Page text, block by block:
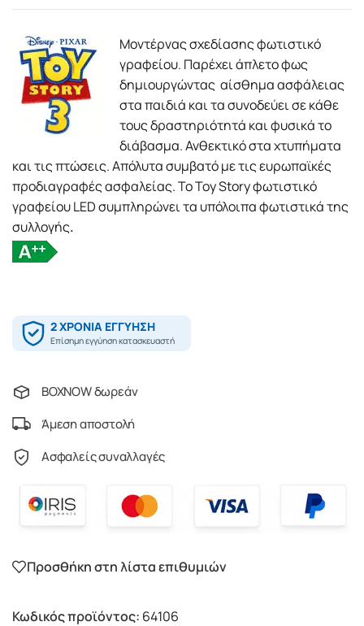
Μοντέρνας σχεδίασης φωτιστικό
γραφείου. Παρέχει άπλετο φως
δημιουργώντας αίσθημα ασφάλειας
στα παιδιά και τα συνοδεύει σε κάθε
τους δραστηριότητά και φυσικά το
διάβασμα. Ανθεκτικό στα χτυπήματα
και τις πτώσεις. Απόλυτα συμβατό με τις ευρωπαϊκές
προδιαγραφές ασφαλείας. Το Toy Story φωτιστικό
γραφείου LED συμπληρώνει τα υπόλοιπα φωτιστικά της
συλλογής.
BOXNOW δωρεάν
Άμεση αποστολή
Ασφαλείς συναλλαγές
Προσθήκη στη λίστα επιθυμιών
Κωδικός προϊόντος: 64106